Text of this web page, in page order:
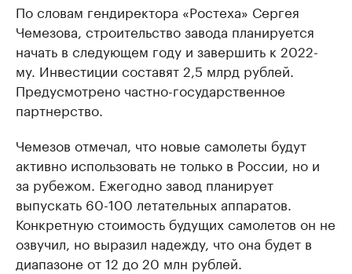
По словам гендиректора «Ростеха» Сергея
Чемезова, строительство завода планируется
начать в следующем году и завершить к 2022-
му. Инвестиции составят 2,5 млрд рублей.
Предусмотрено частно-государственное
партнерство.
Чемезов отмечал, что новые самолеты будут
активно использовать не только в России, но и
за рубежом. Ежегодно завод планирует
выпускать 60-100 летательных аппаратов.
Конкретную стоимость будущих самолетов он не
озвучил, но выразил надежду, что она будет в
диапазоне от 12 до 20 млн рублей.